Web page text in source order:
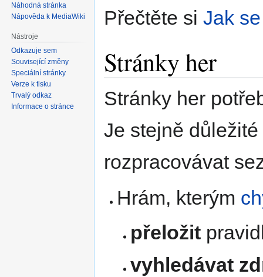
Přečtěte si Jak
Stránky her
Stránky her
Je stejně
rozpracovávat
Hrám, kterým
přeložit
vyhledávat
Náhodná stránka
Nápověda k MediaWiki
Nástroje
Odkazuje sem
Související změny
Speciální stránky
Verze k tisku
Trvalý odkaz
Informace o stránce